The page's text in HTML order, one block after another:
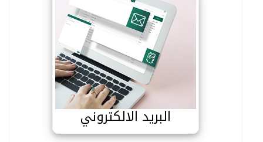
البريد الالكتروني
البريد الالكتروني